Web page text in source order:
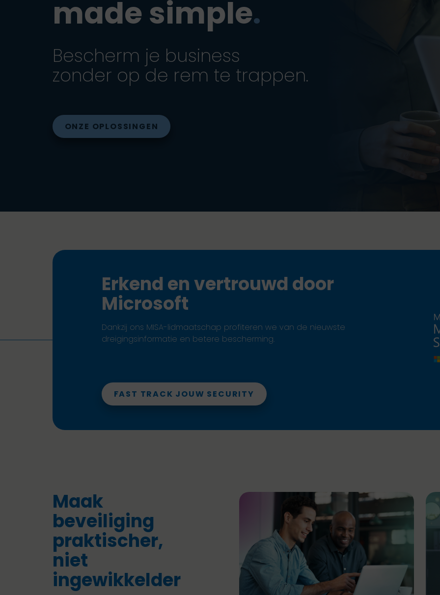
made simple.
Bescherm je business
zonder op de rem te trappen.
ONZE OPLOSSINGEN
Erkend en vertrouwd door
Microsoft
Dankzij ons MISA-lidmaatschap profiteren we van de nieuwste
dreigingsinformatie en betere bescherming.
FAST TRACK JOUW SECURITY
Maak
beveiliging
praktischer,
niet
ingewikkelder